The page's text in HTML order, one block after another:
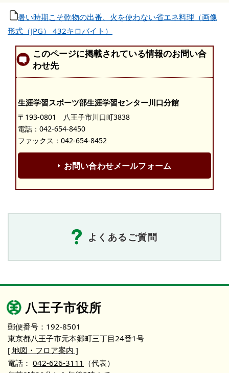
暑い時期こそ乾物の出番、火を使わない省エネ料理（画像
形式（JPG） 432キロバイト）
このページに掲載されている情報のお問い合
わせ先
生涯学習スポーツ部生涯学習センター川口分館
〒193-0801 八王子市川口町3838
電話： 042-654-8450
ファックス：042-654-8452
お問い合わせメールフォーム
よくあるご質問
八王子市役所
郵便番号：192-8501
東京都八王子市元本郷町三丁目24番1号
[ 地図・フロア案内 ]
電話： 042-626-3111 （代表）